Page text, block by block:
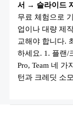
2025
총
정
리
비
교
서 → 슬라이드
무료 체험으로
업이나 대량 제
교해야 합니다.
하세요. 1. 플랜/
Pro, Team 네 가
턴과 크레딧 소